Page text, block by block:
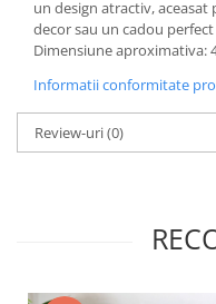
un design atractiv,
decor sau un cadou
Dimensiune aproximativa:
Informatii conformitate
Review-uri(0)